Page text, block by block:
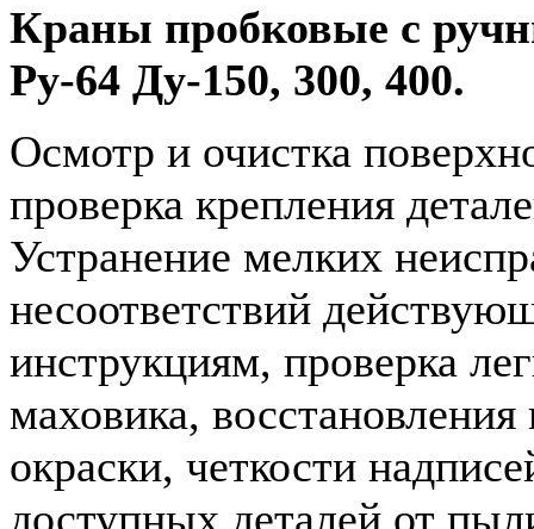
Краны пробковые с
Ру-64 Ду-150, 300, 400.
Осмотр и очистка
проверка крепления
Устранение мелких
несоответствий
инструкциям, проверка
маховика,
окраски, четкости
доступных деталей от